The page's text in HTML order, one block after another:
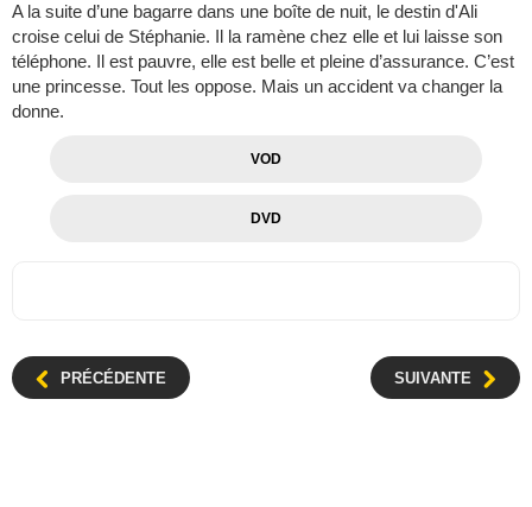
A la suite d’une bagarre dans une boîte de nuit, le destin d'Ali
croise celui de Stéphanie. Il la ramène chez elle et lui laisse son
téléphone. Il est pauvre, elle est belle et pleine d’assurance. C’est
une princesse. Tout les oppose. Mais un accident va changer la
donne.
VOD
DVD
PRÉCÉDENTE SUIVANTE